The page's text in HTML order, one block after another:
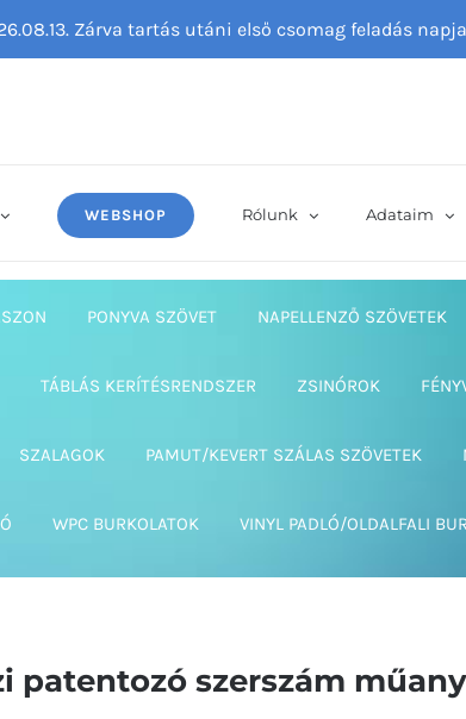
WEBSHOP Rólunk Adataim
PONYVA SZÖVET NAPELLENZŐ SZÖVETEK
TÁBLÁS KERÍTÉSRENDSZER ZSINÓROK
SZALAGOK PAMUT/KEVERT SZÁLAS SZÖVETEK
WPC BURKOLATOK VINYL PADLÓ/OLDALFALI
patentozó szerszám
Zárva tartás utáni első csomag feladás